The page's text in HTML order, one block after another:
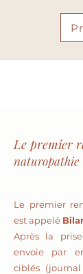
Le premier
naturopathie
Le premier
est appelé
Après la
envoie par
ciblés